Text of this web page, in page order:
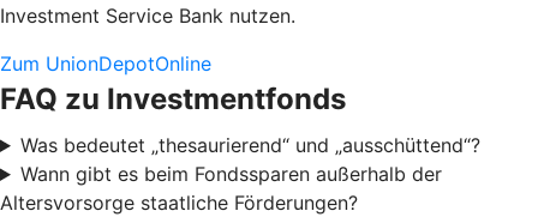
Investment Service Bank nutzen.
Zum UnionDepotOnline
FAQ zu Investmentfonds
Was bedeutet „thesaurierend“ und „ausschüttend“?
Wann gibt es beim Fondssparen außerhalb der
Altersvorsorge staatliche Förderungen?